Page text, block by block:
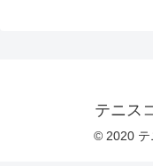
テニス
© 2020 テ